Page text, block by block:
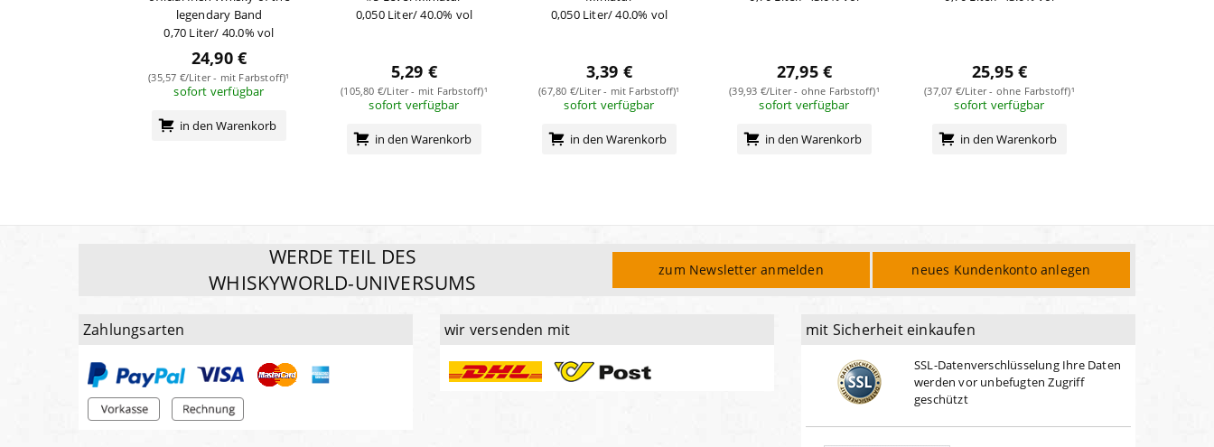
legendary Band
0,70 Liter/ 40.0% vol
24,90 €
(35,57 €/Liter - mit Farbstoff)¹
sofort verfügbar
in den Warenkorb
0,050 Liter/ 40.0% vol
5,29 €
(105,80 €/Liter - mit Farbstoff)¹
sofort verfügbar
in den Warenkorb
0,050 Liter/ 40.0% vol
3,39 €
(67,80 €/Liter - mit Farbstoff)¹
sofort verfügbar
in den Warenkorb
27,95 €
(39,93 €/Liter - ohne Farbstoff)¹
sofort verfügbar
in den Warenkorb
25,95 €
(37,07 €/Liter - ohne Farbstoff)¹
sofort verfügbar
in den Warenkorb
WERDE TEIL DES
WHISKYWORLD-UNIVERSUMS
zum Newsletter anmelden neues Kundenkonto anlegen
Zahlungsarten wir versenden mit mit Sicherheit einkaufen
SSL-Datenverschlüsselung Ihre Daten
werden vor unbefugten Zugriff
geschützt